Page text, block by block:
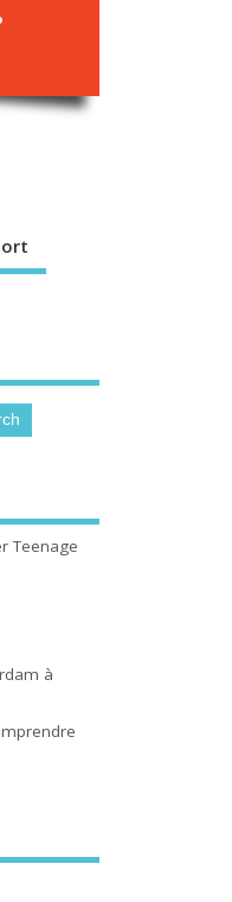
Teenage
à